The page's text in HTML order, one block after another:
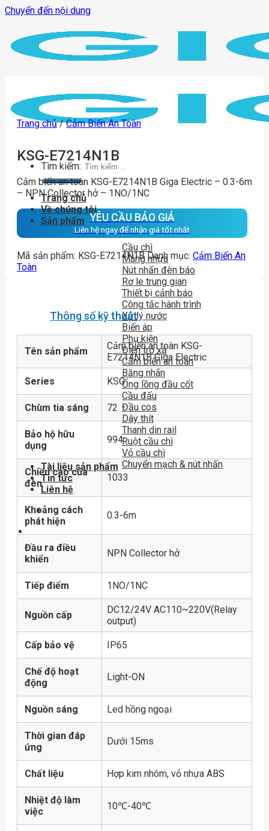
Chuyển đến nội dung
Tìm kiếm:
Trang chủ
Về chúng tôi
Sản phẩm
Cầu chì
Máng nhựa
Nút nhấn đèn báo
Rơ le trung gian
Thiết bị cảnh báo
Công tắc hành trình
Xử lý nước
Biến áp
Phụ kiện
Điện trở xả
Cảm biến an toàn
Băng nhãn
Ống lồng đầu cốt
Cầu đấu
Đầu cos
Dây thít
Thanh din rail
Ruột cầu chì
Vỏ cầu chì
Chuyển mạch & nút nhấn
Tài liệu sản phẩm
Tin tức
Liên hệ
Trang chủ / Cảm Biến An Toàn
KSG-E7214N1B
Cảm biến an toàn KSG-E7214N1B Giga Electric – 0.3-6m
– NPN Collector hở – 1NO/1NC
YÊU CẦU BÁO GIÁ
Liên hệ ngay để nhận giá tốt nhất
Mã sản phẩm: KSG-E7214N1B Danh mục: Cảm Biến An
Toàn
Thông số kỹ thuật
Tên sản phẩm
Cảm biến an toàn KSG-
E7214N1B Giga Electric
Series KSG
Chùm tia sáng 72
Bảo hộ hữu
dụng
994
Chiều cao của
đèn
1033
Khoảng cách
phát hiện
0.3-6m
Đầu ra điều
khiển
NPN Collector hở
Tiếp điểm 1NO/1NC
Nguồn cấp
DC12/24V AC110~220V(Relay
output)
Cấp bảo vệ IP65
Chế độ hoạt
động
Light-ON
Nguồn sáng Led hồng ngoại
Thời gian đáp
ứng
Dưới 15ms
Chất liệu Hợp kim nhôm, vỏ nhựa ABS
Nhiệt độ làm
việc
10℃-40℃